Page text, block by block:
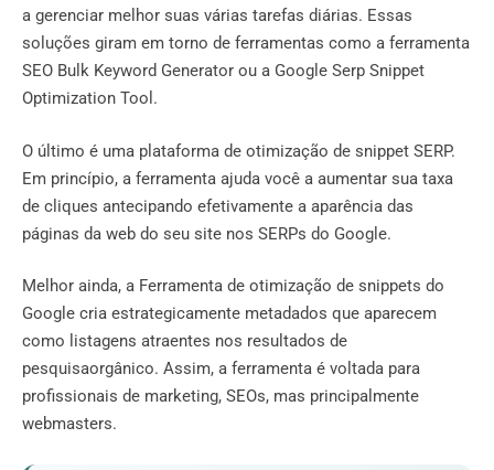
a gerenciar melhor suas várias tarefas diárias. Essas
soluções giram em torno de ferramentas como a ferramenta
SEO Bulk Keyword Generator ou a Google Serp Snippet
Optimization Tool.
O último é uma plataforma de otimização de snippet SERP.
Em princípio, a ferramenta ajuda você a aumentar sua taxa
de cliques antecipando efetivamente a aparência das
páginas da web do seu site nos SERPs do Google.
Melhor ainda, a Ferramenta de otimização de snippets do
Google cria estrategicamente metadados que aparecem
como listagens atraentes nos resultados de
pesquisaorgânico. Assim, a ferramenta é voltada para
profissionais de marketing, SEOs, mas principalmente
webmasters.